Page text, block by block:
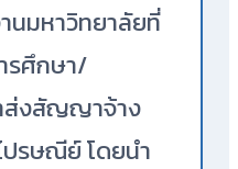
นมหาวิทยาลัยที่
รศึกษา/
ส่งสัญญาจ้าง
ปรษณีย์ โดยนำ